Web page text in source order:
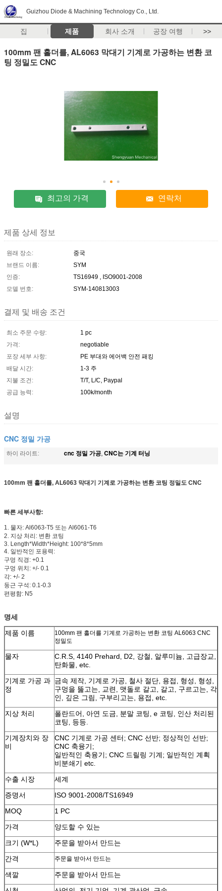
Guizhou Diode & Machining Technology Co., Ltd.
집 제품 회사 소개 공장 여행 >>
100mm 팬 홀더를, AL6063 막대기 기계로 가공하는 변환 코
팅 정밀도 CNC
최고의 가격 연락처
제품 상세 정보
원래 장소:
중국
브랜드 이름:
SYM
인증:
TS16949 , ISO9001-2008
모델 번호:
SYM-140813003
결제 및 배송 조건
최소 주문 수량:
1 pc
가격:
negotiable
포장 세부 사항:
PE 부대와 에어백 안전 패킹
배달 시간:
1-3 주
지불 조건:
T/T, L/C, Paypal
공급 능력:
100k/month
설명
CNC 정밀 가공
하이 라이트: cnc 정밀 가공, CNC는 기계 터닝
100mm 팬 홀더를, AL6063 막대기 기계로 가공하는 변환 코팅 정밀도 CNC
빠른 세부사항:
1. 물자: Al6063-T5 또는 Al6061-T6
2. 지상 처리: 변환 코팅
3. Length*Width*Height: 100*8*5mm
4. 일반적인 포용력:
구멍 직경: +0.1
구멍 위치: +/- 0.1
각: +/- 2
둥근 구석: 0.1-0.3
편평함: N5
명세
제품 이름
100mm 팬 홀더를 기계로 가공하는 변환 코팅 AL6063 CNC
정밀도
물자
C.R.S, 4140 Prehard, D2, 강철, 알루미늄, 고급장교,
탄화물, etc.
기계로 가공 과
정
금속 제작, 기계로 가공, 철사 절단, 용접, 형성, 형성,
구멍을 뚫고는, 교련, 맷돌로 갈고, 갈고, 구르고는, 각
인, 깊은 그림, 구부리고는, 용접, etc.
지상 처리
폴란드어, 아연 도금, 분말 코팅, e 코팅, 인산 처리된
코팅, 등등.
기계장치와 장
비
CNC 기계로 가공 센터; CNC 선반; 정상적인 선반;
CNC 축융기;
일반적인 축융기; CNC 드릴링 기계; 일반적인 계획
비분쇄기 etc.
수출 시장
세계
증명서
ISO 9001-2008/TS16949
MOQ
1 PC
가격
양도할 수 있는
크기 (W*L)
주문을 받아서 만드는
간격
주문을 받아서 만드는
색깔
주문을 받아서 만드는